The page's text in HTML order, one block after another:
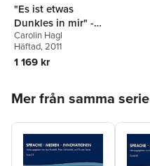
"Es ist etwas
Dunkles in mir" -
Pubertäre Sexualität
in der Literatur um
1900
Carolin Hagl
Häftad, 2011
1 169 kr
Mer från samma serie